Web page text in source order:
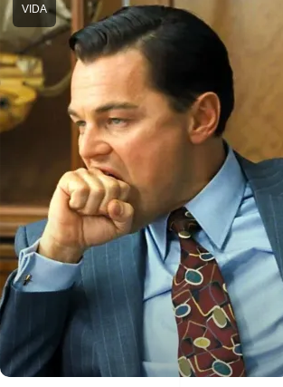
VIDA